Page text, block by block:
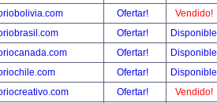
Ofertar!
Vendido!
Ofertar!
Disponible
Ofertar!
Disponible
Ofertar!
Disponible
Ofertar!
Vendido!